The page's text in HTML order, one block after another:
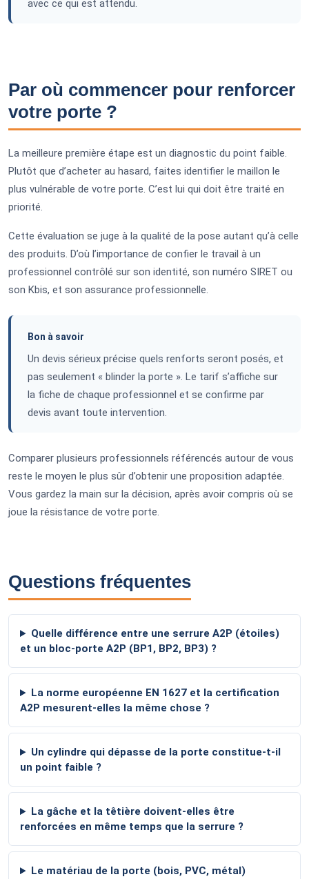
avec ce qui est attendu.
Par où commencer pour renforcer
votre porte ?
La meilleure première étape est un diagnostic du point faible.
Plutôt que d’acheter au hasard, faites identifier le maillon le
plus vulnérable de votre porte. C’est lui qui doit être traité en
priorité.
Cette évaluation se juge à la qualité de la pose autant qu’à celle
des produits. D’où l’importance de confier le travail à un
professionnel contrôlé sur son identité, son numéro SIRET ou
son Kbis, et son assurance professionnelle.
Bon à savoir
Un devis sérieux précise quels renforts seront posés, et
pas seulement « blinder la porte ». Le tarif s’affiche sur
la fiche de chaque professionnel et se confirme par
devis avant toute intervention.
Comparer plusieurs professionnels référencés autour de vous
reste le moyen le plus sûr d’obtenir une proposition adaptée.
Vous gardez la main sur la décision, après avoir compris où se
joue la résistance de votre porte.
Questions fréquentes
Quelle différence entre une serrure A2P (étoiles)
et un bloc-porte A2P (BP1, BP2, BP3) ?
La norme européenne EN 1627 et la certification
A2P mesurent-elles la même chose ?
Un cylindre qui dépasse de la porte constitue-t-il
un point faible ?
La gâche et la têtière doivent-elles être
renforcées en même temps que la serrure ?
Le matériau de la porte (bois, PVC, métal)